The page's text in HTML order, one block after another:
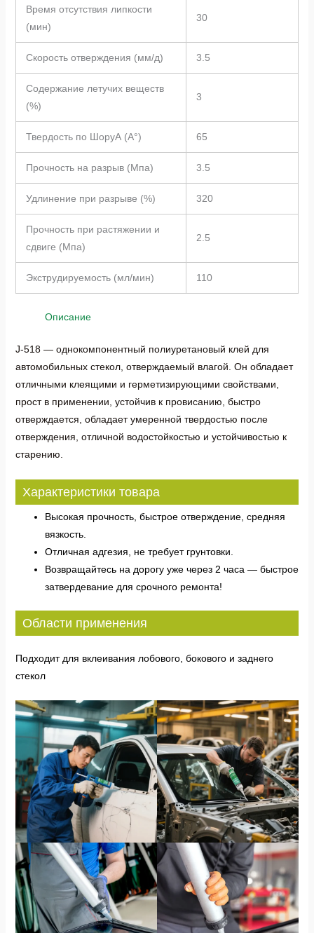
Время отсутствия липкости
(мин)
30
Скорость отверждения (мм/д) 3.5
Содержание летучих веществ
(%)
3
Твердость по ШоруА (A°) 65
Прочность на разрыв (Мпа) 3.5
Удлинение при разрыве (%) 320
Прочность при растяжении и
сдвиге (Мпа)
2.5
Экструдируемость (мл/мин) 110
Описание
J-518 — однокомпонентный полиуретановый клей для
автомобильных стекол, отверждаемый влагой. Он обладает
отличными клеящими и герметизирующими свойствами,
прост в применении, устойчив к провисанию, быстро
отверждается, обладает умеренной твердостью после
отверждения, отличной водостойкостью и устойчивостью к
старению.
Характеристики товара
Высокая прочность, быстрое отверждение, средняя
вязкость.
Отличная адгезия, не требует грунтовки.
Возвращайтесь на дорогу уже через 2 часа — быстрое
затвердевание для срочного ремонта!
Области применения
Подходит для вклеивания лобового, бокового и заднего
стекол